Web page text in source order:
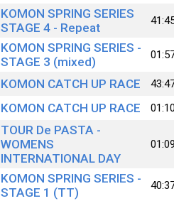
KOMON SPRING SERIES
STAGE 4 - Repeat
KOMON SPRING SERIES -
STAGE 3 (mixed)
KOMON CATCH UP RACE
KOMON CATCH UP RACE
TOUR De PASTA -
WOMENS
INTERNATIONAL DAY
KOMON SPRING SERIES -
STAGE 1 (TT)